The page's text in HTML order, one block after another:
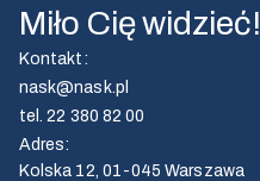
Miło Cię widzieć!
Kontakt :
nask@nask.pl
tel.22 380 82 00
Adres:
Kolska 12, 01-045 Warszawa